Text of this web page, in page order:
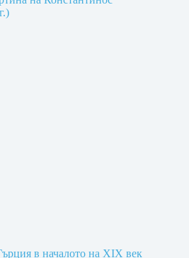
в началото на XIX век